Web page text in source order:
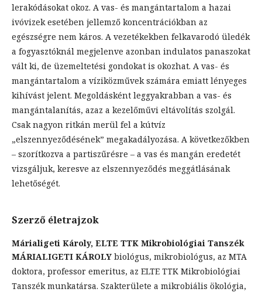
lerakódásokat okoz. A vas- és mangántartalom a hazai
ivóvizek esetében jellemző koncentrációkban az
egészségre nem káros. A vezetékekben felkavarodó üledék
a fogyasztóknál megjelenve azonban indulatos panaszokat
vált ki, de üzemeltetési gondokat is okozhat. A vas- és
mangántartalom a víziközművek számára emiatt lényeges
kihívást jelent. Megoldásként leggyakrabban a vas- és
mangántalanítás, azaz a kezelőművi eltávolítás szolgál.
Csak nagyon ritkán merül fel a kútvíz
„elszennyeződésének” megakadályozása. A következőkben
– szorítkozva a partiszűrésre – a vas és mangán eredetét
vizsgáljuk, keresve az elszennyeződés meggátlásának
lehetőségét.
Szerző életrajzok
Márialigeti Károly, ELTE TTK Mikrobiológiai Tanszék
MÁRIALIGETI KÁROLY biológus, mikrobiológus, az MTA
doktora, professor emeritus, az ELTE TTK Mikrobiológiai
Tanszék munkatársa. Szakterülete a mikrobiális ökológia,